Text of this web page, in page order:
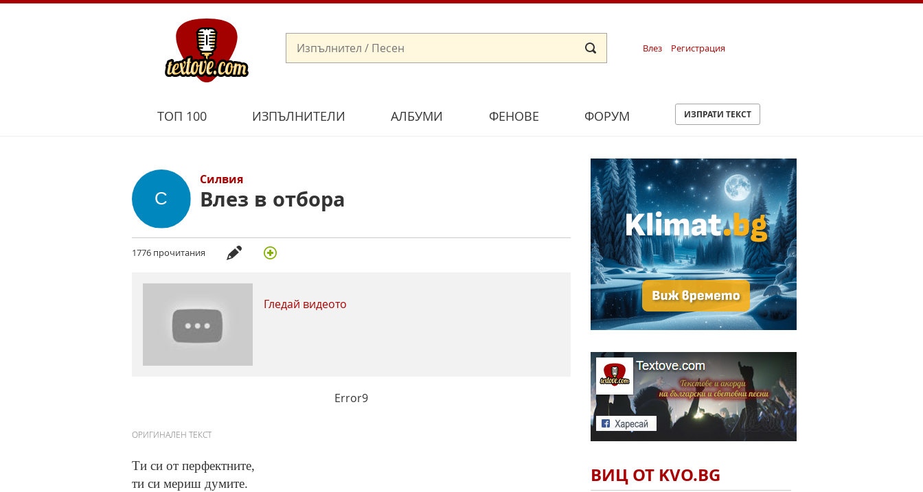
Влез Регистрация
ТОП 100 ИЗПЪЛНИТЕЛИ АЛБУМИ ФЕНОВЕ ФОРУМ ИЗПРАТИ ТЕКСТ
Силвия
Влез в отбора
1776 прочитания
Гледай видеото
Error9
ОРИГИНАЛЕН ТЕКСТ
Ти си от перфектните,
ти си мериш думите.
ВИЦ ОТ KVO.BG